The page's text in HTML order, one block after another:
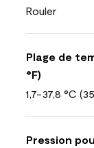
Rouler
Plage de
°F)
1,7-37,8 °C
Pression